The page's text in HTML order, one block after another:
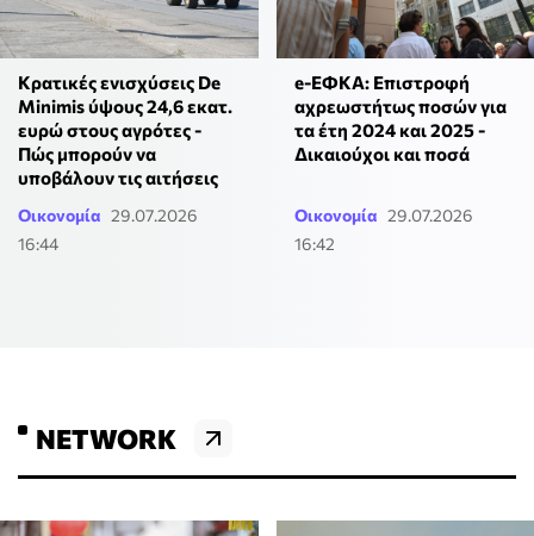
Κρατικές ενισχύσεις De
Minimis ύψους 24,6 εκατ.
ευρώ στους αγρότες -
Πώς μπορούν να
υποβάλουν τις αιτήσεις
Οικονομία 29.07.2026
16:44
e-ΕΦΚΑ: Επιστροφή
αχρεωστήτως ποσών για
τα έτη 2024 και 2025 -
Δικαιούχοι και ποσά
Οικονομία 29.07.2026
16:42
NETWORK